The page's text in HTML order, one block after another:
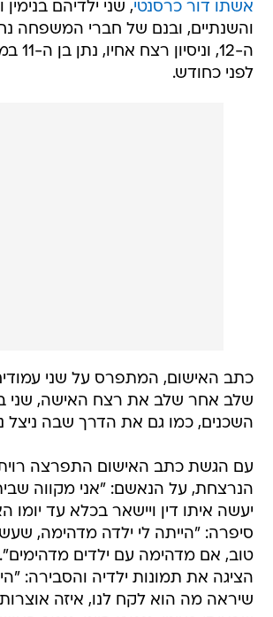
אשתו דור כרסנטי, שני ילדיהם בנימין
והשנתיים, ובנם של חברי המשפחה
ה-12,
לפני כחודש.
כתב האישום, המתפרס על שני
שלב אחר שלב את רצח האישה, שני
השכנים, כמו גם את הדרך שבה ניצל
עם הגשת כתב האישום התפרצה
הנרצחת, על הנאשם: "אני מקווה
יעשה איתו דין ויישאר בכלא עד יומו
סיפרה: "הייתה לי ילדה מדהימה,
טוב, אם מדהימה עם ילדים
הציגה את תמונות ילדיה והסבירה:
שיראה מה הוא לקח לנו, איזה